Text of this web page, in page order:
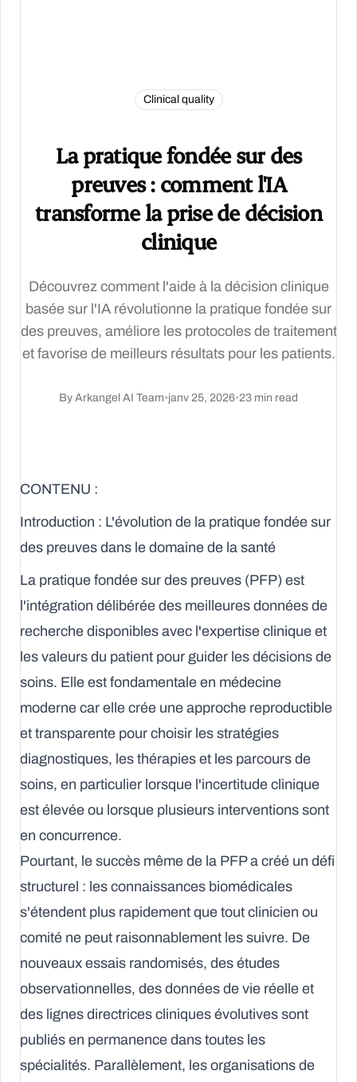
Clinical quality
La pratique fondée sur des
preuves : comment l'IA
transforme la prise de décision
clinique
Découvrez comment l'aide à la décision clinique
basée sur l'IA révolutionne la pratique fondée sur
des preuves, améliore les protocoles de traitement
et favorise de meilleurs résultats pour les patients.
By Arkangel AI Team•janv 25, 2026•23 min read
CONTENU :
Introduction : L'évolution de la pratique fondée sur
des preuves dans le domaine de la santé
La pratique fondée sur des preuves (PFP) est
l'intégration délibérée des meilleures données de
recherche disponibles avec l'expertise clinique et
les valeurs du patient pour guider les décisions de
soins. Elle est fondamentale en médecine
moderne car elle crée une approche reproductible
et transparente pour choisir les stratégies
diagnostiques, les thérapies et les parcours de
soins, en particulier lorsque l'incertitude clinique
est élevée ou lorsque plusieurs interventions sont
en concurrence.
Pourtant, le succès même de la PFP a créé un défi
structurel : les connaissances biomédicales
s'étendent plus rapidement que tout clinicien ou
comité ne peut raisonnablement les suivre. De
nouveaux essais randomisés, des études
observationnelles, des données de vie réelle et
des lignes directrices cliniques évolutives sont
publiés en permanence dans toutes les
spécialités. Parallèlement, les organisations de